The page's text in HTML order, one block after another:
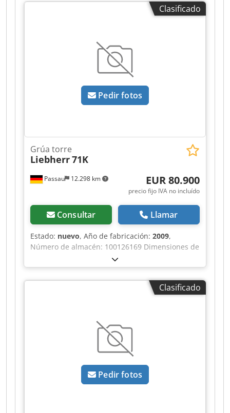
17 m, carga máxima de 2000 kg, control remoto
Clasificado
Pedir fotos
Passau 12.298 km
Grúa torre
Liebherr71K
EUR 80.900
precio fijo IVA no incluído
Consultar Llamar
Estado: nuevo, Año de fabricación: 2009,
Número de almacén: 100126169 Dimensiones de
transporte (largo x ancho x alto): 0 x 0 x 0 ----
Alcance: 45 m Incluye cabina Incluye
transformador de 4,7 kVA Incluye equipo de
radio Incluye extensión de la plataformaClasificado
Pedir fotos